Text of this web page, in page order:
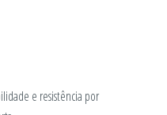
e resistência por